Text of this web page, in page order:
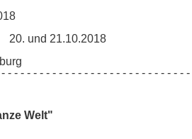
20. und 21.10.2018
- - - - - - - - - - - - - - - - - - - - - - - - - - - - -
Welt"